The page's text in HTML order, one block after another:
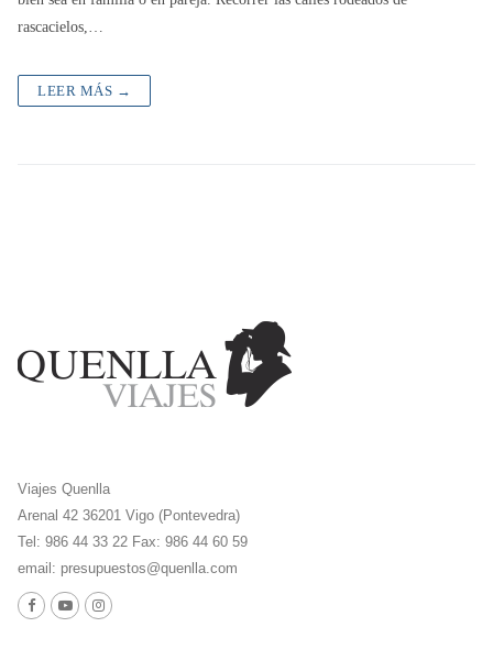
rascacielos,…
LEER MÁS →
Viajes Quenlla
Arenal 42 36201 Vigo (Pontevedra)
Tel: 986 44 33 22 Fax: 986 44 60 59
email: presupuestos@quenlla.com